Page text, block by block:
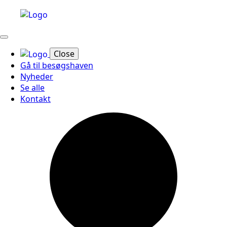
Close
Gå til besøgshaven
Nyheder
Se alle
Kontakt